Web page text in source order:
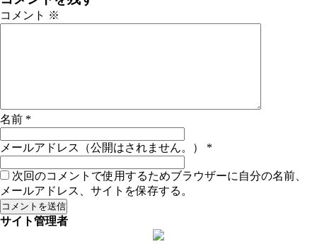
コメント ※
名前 *
メールアドレス（公開はされません。） *
次回のコメントで使用するためブラウザーに自分の名前、
メールアドレス、サイトを保存する。
サイト管理者